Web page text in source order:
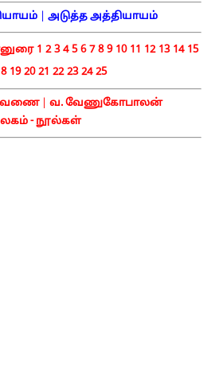
| அடுத்த அத்தியாயம்
1 2 3 4 5 6 7 8 9 10 11 12 13 14 15
19 20 21 22 23 24 25
| வ. வேணுகோபாலன்
- நூல்கள்